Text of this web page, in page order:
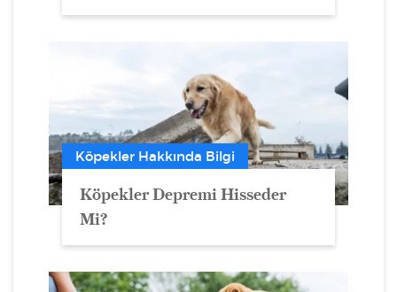
Köpekler Hakkında Bilgi
Köpekler Depremi Hisseder
Mi?